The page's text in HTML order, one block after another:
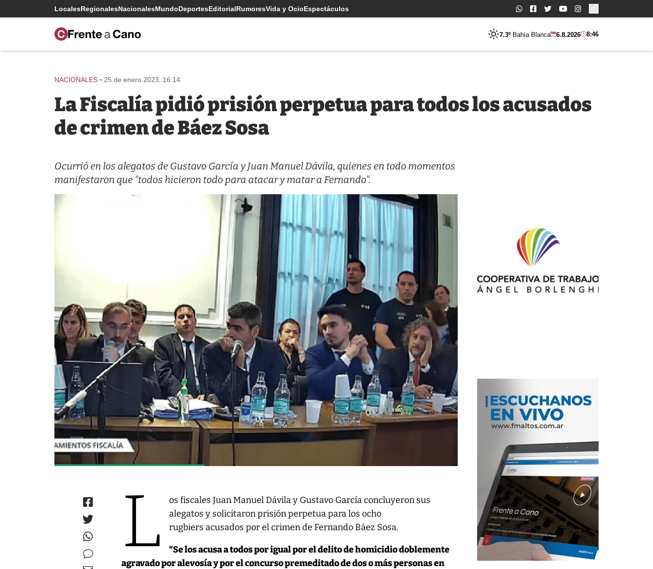
LocalesRegionalesNacionalesMundoDeportesEditorialRumoresVida y OcioEspectáculos Buscar:
7.3º Bahía Blanca 6.8.2026 8:46
NACIONALES - 25 de enero 2023, 16:14
La Fiscalía pidió prisión perpetua para todos los acusados
de crimen de Báez Sosa
Ocurrió en los alegatos de Gustavo García y Juan Manuel Dávila, quienes en todo momentos
manifestaron que "todos hicieron todo para atacar y matar a Fernando".
L
os fiscales Juan Manuel Dávila y Gustavo García concluyeron sus
alegatos y solicitaron prisión perpetua para los ocho
rugbiers acusados por el crimen de Fernando Báez Sosa.
“Se los acusa a todos por igual por el delito de homicidio doblemente
agravado por alevosía y por el concurso premeditado de dos o más personas en